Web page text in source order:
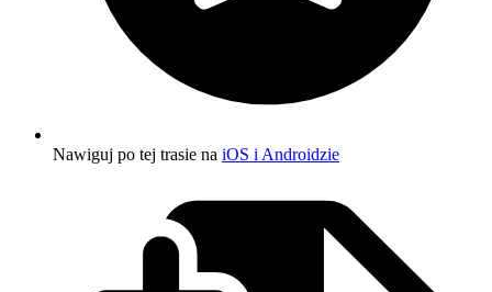
Nawiguj po tej trasie na iOS i Androidzie